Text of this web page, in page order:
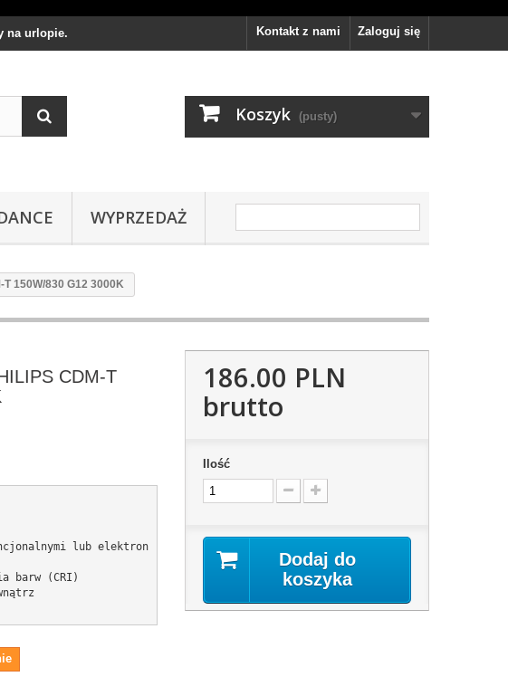
Zaloguj się
Kontakt z nami
na urlopie.
Koszyk (pusty)
WYPRZEDAŻ
150W/830 G12 3000K
CDM-T
lub elektron
barw (CRI)
186.00 PLN
brutto
Ilość
Dodaj do
koszyka